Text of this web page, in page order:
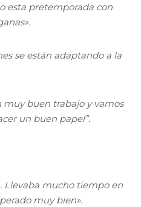
esta pretemporada con
se están adaptando a la
muy buen trabajo y vamos
un buen papel”.
Llevaba mucho tiempo en
muy bien».